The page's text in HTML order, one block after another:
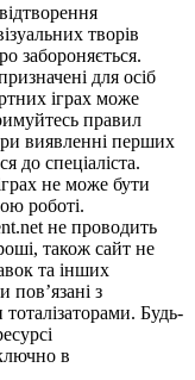
творів
забороняється.
для осіб
іграх може
правил
виявленні перших
до спеціаліста.
не може бути
роботі.
не проводить
також сайт не
та інших
пов’язані з
Будь-
в